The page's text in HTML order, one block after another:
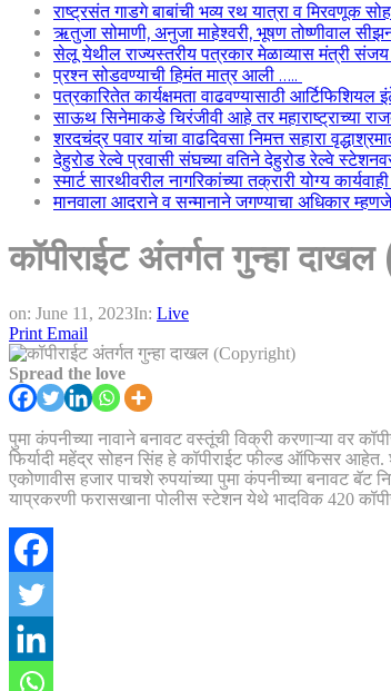
राष्ट्रसंत गाडगे बाबांची भव्य रथ यात्रा व मिरवणूक
ऋतुजा सोमाणी, अनुजा माहेश्वरी, भूषण तोष्णीवाल
सेलू येथील राज्यस्तरीय पत्रकार मेळाव्यास मंत्री संजय
प्रश्न सोडवण्याची हिमंत मात्र आली …..
पत्रकारितेत कार्यक्षमता वाढवण्यासाठी
साऊथ सिनेमाकडे चिरंजीवी आहे तर महाराष्ट्राच्या
शरदचंद्र पवार यांचा वाढदिवसा निमत्त सहारा
देहुरोड रेल्वे प्रवासी संघच्या वतिने देहुरोड रेल्वे
स्मार्ट सारथीवरील नागरिकांच्या तक्रारी योग्य
मानवाला आदराने व सन्मानाने जगण्याचा अधिकार
कॉपीराईट अंतर्गत गुन्हा
on: June 11, 2023In: Live
Print Email
Spread the love
पुमा कंपनीच्या नावाने बनावट वस्तूंची विक्री करणाऱ्या वर
फिर्यादी महेंद्र सोहन सिंह हे कॉपीराईट फील्ड ऑफिसर आहेत.
एकोणावीस हजार पाचशे रुपयांच्या पुमा कंपनीच्या बनावट
याप्रकरणी फरासखाना पोलीस स्टेशन येथे भादविक 420